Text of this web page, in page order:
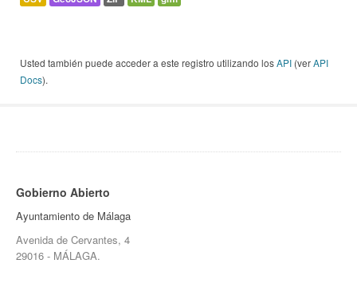
Usted también puede acceder a este registro utilizando losAPI (verAPI
Docs).
Gobierno Abierto
Ayuntamiento de Málaga
Avenida de Cervantes, 4
29016 - MÁLAGA.